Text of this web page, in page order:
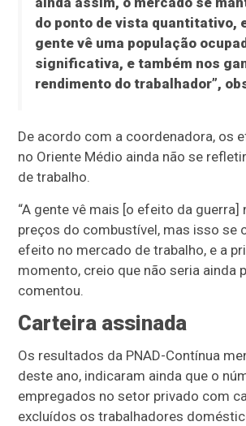
do ponto de vista quantitativo,
gente vê uma população
significativa, e também nos
rendimento do trabalhador”,
De acordo com a coordenadora, os
no Oriente Médio ainda não se
de trabalho.
“A gente vê mais [o efeito da guerra]
preços do combustível, mas isso se
efeito no mercado de trabalho, e a
momento, creio que não seria ainda
comentou.
Carteira assinada
Os resultados da PNAD-Contínua
deste ano, indicaram ainda que o
empregados no setor privado com
excluídos os trabalhadores